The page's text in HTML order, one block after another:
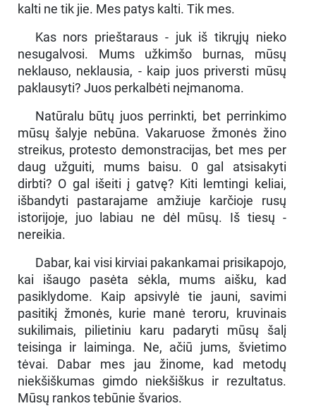
kalti ne tik jie. Mes patys kalti. Tik mes.
Kas nors prieštaraus - juk iš tikrųjų nieko
nesugalvosi. Mums užkimšo burnas, mūsų
neklauso, neklausia, - kaip juos priversti mūsų
paklausyti? Juos perkalbėti neįmanoma.
Natūralu būtų juos perrinkti, bet perrinkimo
mūsų šalyje nebūna. Vakaruose žmonės žino
streikus, protesto demonstracijas, bet mes per
daug užguiti, mums baisu. 0 gal atsisakyti
dirbti? O gal išeiti į gatvę? Kiti lemtingi keliai,
išbandyti pastarajame amžiuje karčioje rusų
istorijoje, juo labiau ne dėl mūsų. Iš tiesų -
nereikia.
Dabar, kai visi kirviai pakankamai prisikapojo,
kai išaugo pasėta sėkla, mums aišku, kad
pasiklydome. Kaip apsivylė tie jauni, savimi
pasitikį žmonės, kurie manė teroru, kruvinais
sukilimais, pilietiniu karu padaryti mūsų šalį
teisinga ir laiminga. Ne, ačiū jums, švietimo
tėvai. Dabar mes jau žinome, kad metodų
niekšiškumas gimdo niekšiškus ir rezultatus.
Mūsų rankos tebūnie švarios.